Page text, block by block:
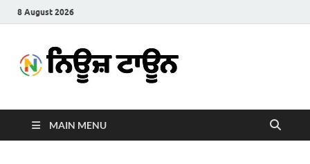
8 August 2026
Town
MAIN MENU